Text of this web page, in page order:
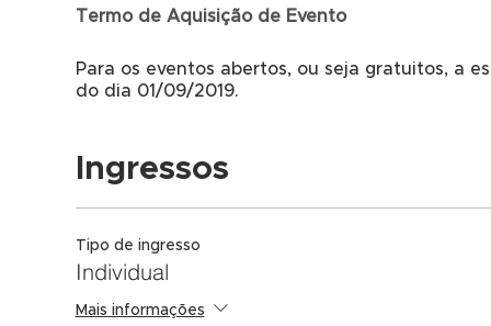
Termo de Aquisição de Evento
Para os eventos abertos, ou seja gratuitos, a
do dia 01/09/2019.
Ingressos
Tipo de ingresso
Individual
Mais informações